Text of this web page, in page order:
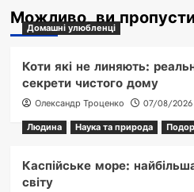
Можливо, ви
Домашні улюбленці
Коти які не линяють:
секрети чистого дому
Олександр Троценко
07/08/2026
Людина
Наука та природа
Каспійське море:
світу